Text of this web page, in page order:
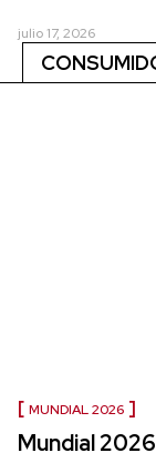
julio 17, 2026
MUNDIAL 2026
Mundial